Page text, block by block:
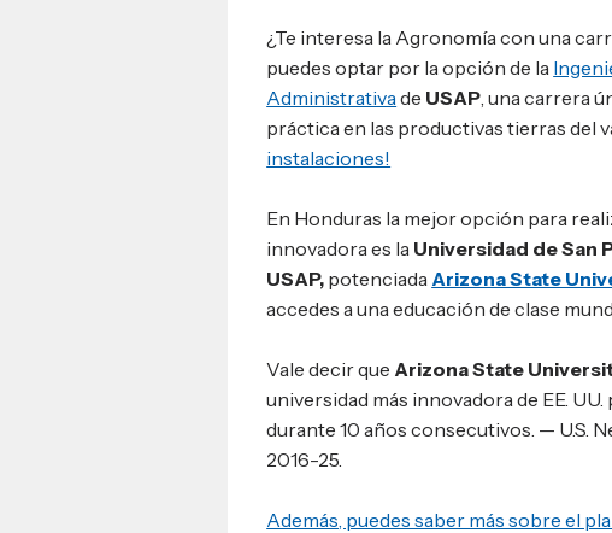
¿Te interesa la Agronomía con una
puedes optar por la opción de la
Administrativade USAP, una carrera
práctica en las productivas tierras del
instalaciones!
En Honduras la mejor opción para
innovadora es la Universidad de San
USAP, potenciada Arizona State
accedes a una educación de clase
Vale decir que Arizona State
universidad más innovadora de EE.
durante 10 años consecutivos. — U.S.
2016-25.
Además, puedes saber más sobre el